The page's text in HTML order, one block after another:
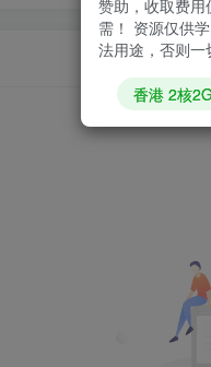
赞助，收取费
需！ 资源仅供
法用途，否则一
香港 2核